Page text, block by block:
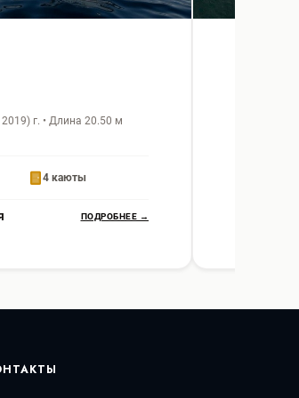
г. • Длина 20.50 м
4 каюты
ПОДРОБНЕЕ →